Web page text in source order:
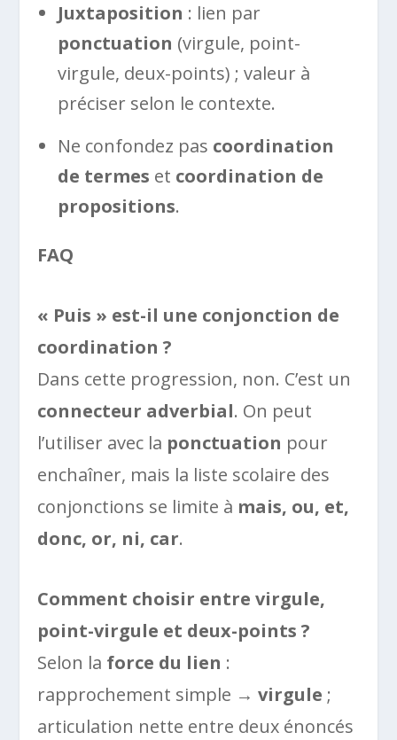
Juxtaposition : lien par
ponctuation (virgule, point-
virgule, deux-points) ; valeur à
préciser selon le contexte.
Ne confondez pas coordination
de termes et coordination de
propositions.
FAQ
« Puis » est-il une conjonction de
coordination ?
Dans cette progression, non. C’est un
connecteur adverbial. On peut
l’utiliser avec la ponctuation pour
enchaîner, mais la liste scolaire des
conjonctions se limite à mais, ou, et,
donc, or, ni, car.
Comment choisir entre virgule,
point-virgule et deux-points ?
Selon la force du lien :
rapprochement simple →virgule ;
articulation nette entre deux énoncés